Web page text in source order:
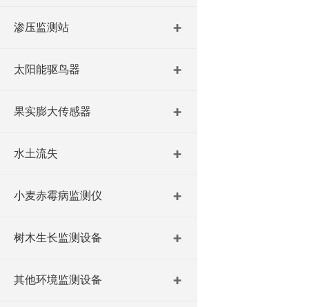
渗压监测站
太阳能驱鸟器
果实膨大传感器
水土流失
小麦赤霉病监测仪
树木生长监测设备
其他环境监测设备